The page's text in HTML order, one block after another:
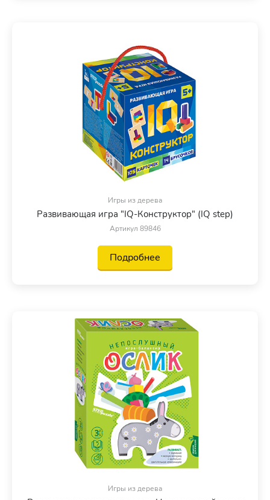
Игры из дерева
Развивающая игра "IQ-Конструктор" (IQ step)
Артикул 89846
Подробнее
Игры из дерева